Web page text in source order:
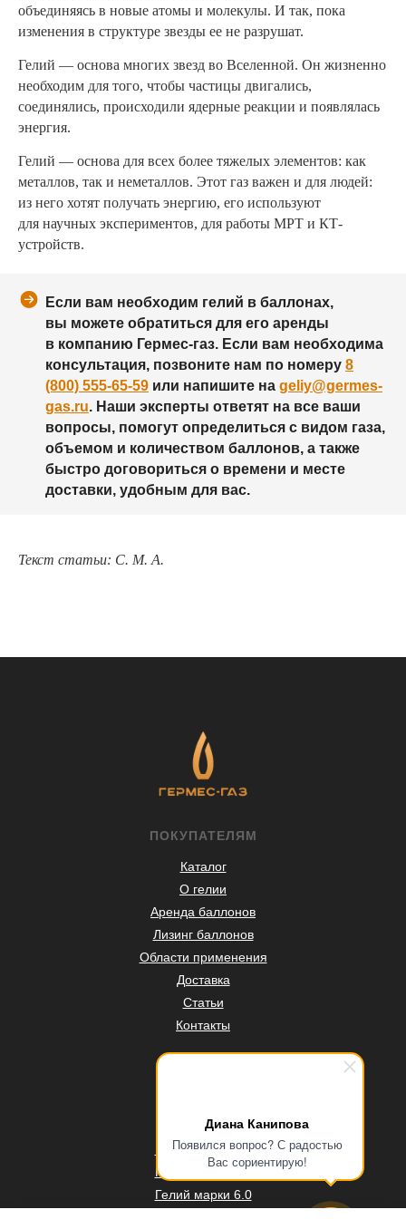
Диана Канипова
Появился вопрос? С радостью
Вас сориентирую!
объединяясь в новые атомы и молекулы. И так, пока
изменения в структуре звезды ее не разрушат.
Гелий — основа многих звезд во Вселенной. Он жизненно
необходим для того, чтобы частицы двигались,
соединялись, происходили ядерные реакции и появлялась
энергия.
Гелий — основа для всех более тяжелых элементов: как
металлов, так и неметаллов. Этот газ важен и для людей:
из него хотят получать энергию, его используют
для научных экспериментов, для работы МРТ и КТ-
устройств.
Если вам необходим гелий в баллонах,
вы можете обратиться для его аренды
в компанию Гермес-газ. Если вам необходима
консультация, позвоните нам по номеру 8
(800) 555-65-59 или напишите на geliy@germes-
gas.ru. Наши эксперты ответят на все ваши
вопросы, помогут определиться с видом газа,
объемом и количеством баллонов, а также
быстро договориться о времени и месте
доставки, удобным для вас.
Текст статьи: С. М. А.
Гелий марки Б
Гелий марки 5.0
Гелий марки 5.5
Гелий марки 6.0
ПОКУПАТЕЛЯМ
Каталог
О гелии
Аренда баллонов
Лизинг баллонов
Области применения
Доставка
Статьи
Контакты